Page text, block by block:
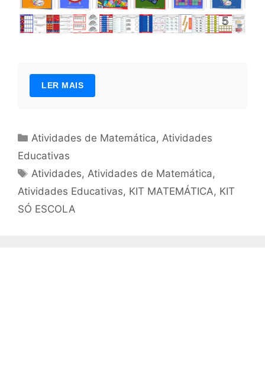
LER MAIS
Categorias
Atividades de Matemática, Atividades
Educativas
Tags
Atividades, Atividades de Matemática,
Atividades Educativas, KIT MATEMÁTICA, KIT
SÓ ESCOLA